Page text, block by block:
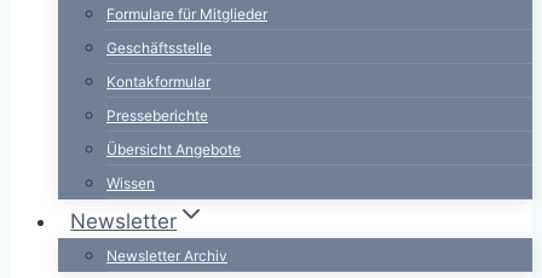
Formulare für Mitglieder
Geschäftsstelle
Kontakformular
Presseberichte
Übersicht Angebote
Wissen
Newsletter
Newsletter Archiv